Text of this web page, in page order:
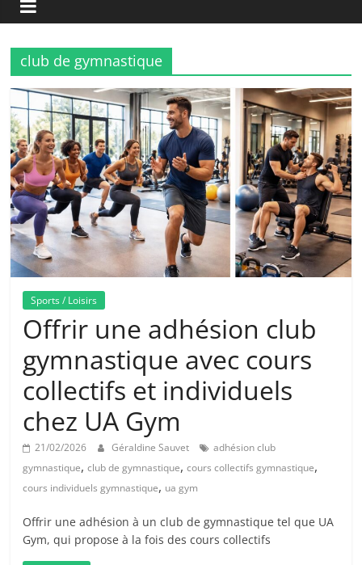
club de gymnastique
Sports / Loisirs
Offrir une adhésion club
gymnastique avec cours
collectifs et individuels
chez UA Gym
21/02/2026 Géraldine Sauvet
adhésion club
gymnastique,club de gymnastique,cours collectifs gymnastique,
cours individuels gymnastique, ua gym
Offrir une adhésion à un club de gymnastique tel que UA
Gym, qui propose à la fois des cours collectifs